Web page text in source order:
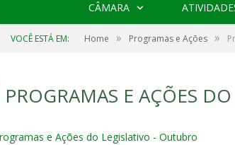
CÂMARA
VOCÊ ESTÁ EM: Home » Programas e Ações »
PROGRAMAS E AÇÕES
e Ações do Legislativo - Outubro